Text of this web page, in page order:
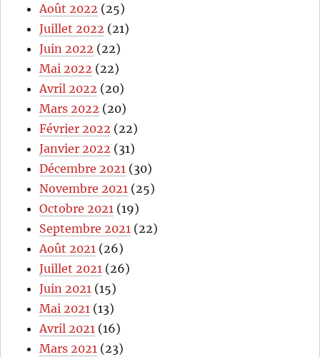
Août 2022 (25)
Juillet 2022 (21)
Juin 2022 (22)
Mai 2022 (22)
Avril 2022 (20)
Mars 2022 (20)
Février 2022 (22)
Janvier 2022 (31)
Décembre 2021 (30)
Novembre 2021 (25)
Octobre 2021 (19)
Septembre 2021 (22)
Août 2021 (26)
Juillet 2021 (26)
Juin 2021 (15)
Mai 2021 (13)
Avril 2021 (16)
Mars 2021 (23)